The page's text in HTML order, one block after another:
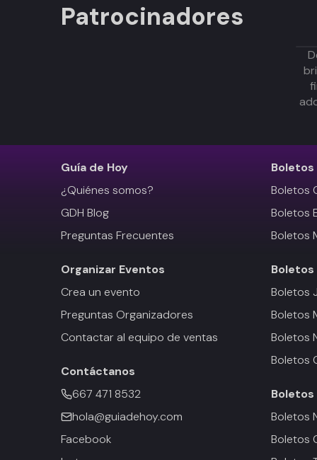
Patrocinadores
Guía de Hoy
¿Quiénes somos?
GDH Blog
Preguntas Frecuentes
Organizar Eventos
Crea un evento
Preguntas Organizadores
Contactar al equipo de ventas
Contáctanos
667 471 8532
hola@guiadehoy.com
Facebook
Boletos
Boletos
Boletos
Boletos
Boletos
Boletos
Boletos
Boletos
Boletos
Boletos
Boletos
Boletos